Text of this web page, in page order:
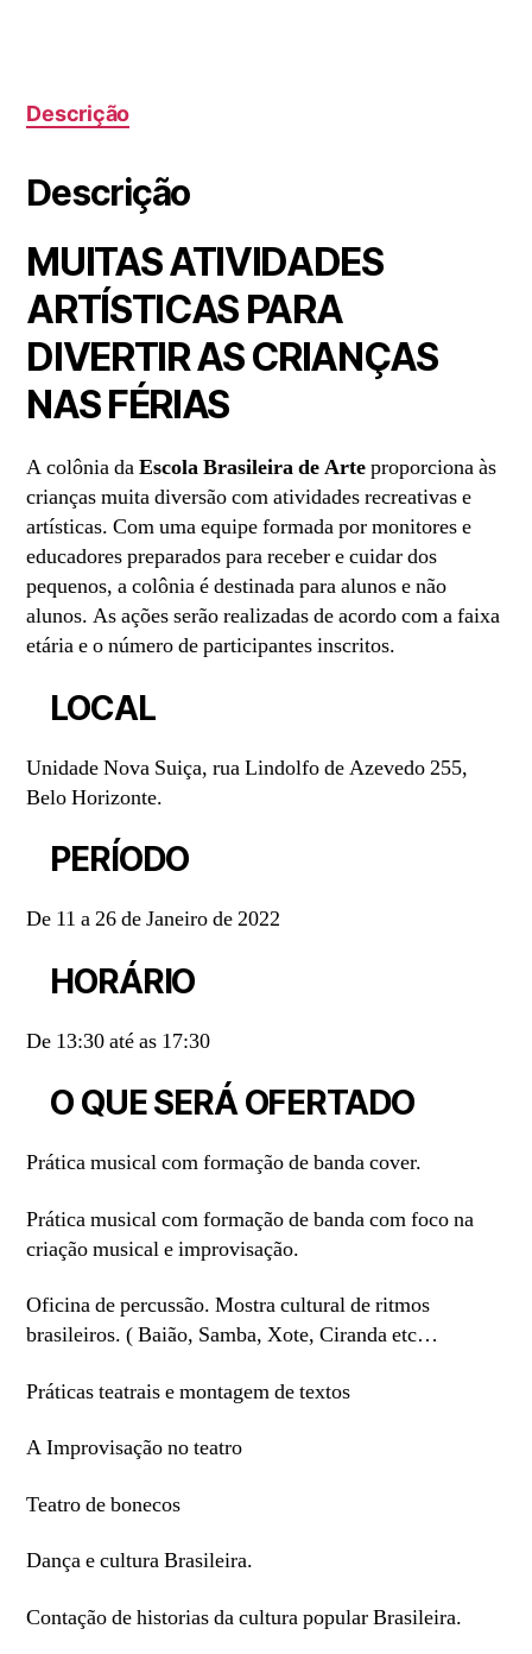
Suíça
-
Horizonte
quantidade
Descrição
Descrição
MUITAS ATIVIDADES
ARTÍSTICAS PARA
DIVERTIR AS CRIANÇAS
NAS FÉRIAS
A colônia daEscola Brasileira de Arteproporciona às
crianças muita diversão com atividades recreativas e
artísticas. Com uma equipe formada por monitores e
educadores preparados para receber e cuidar dos
pequenos, a colônia é destinada para alunos e não
alunos. As ações serão realizadas de acordo com a faixa
etária e o número de participantes inscritos.
LOCAL
Unidade Nova Suiça, rua Lindolfo de Azevedo 255,
Belo Horizonte.
PERÍODO
De 11 a 26 de Janeiro de 2022
HORÁRIO
De 13:30 até as 17:30
O QUE SERÁ OFERTADO
Prática musical com formação de banda cover.
Prática musical com formação de banda com foco na
criação musical e improvisação.
Oficina de percussão. Mostra cultural de ritmos
brasileiros. ( Baião, Samba, Xote, Ciranda etc…
Práticas teatrais e montagem de textos
A Improvisação no teatro
Teatro de bonecos
Dança e cultura Brasileira.
Contação de historias da cultura popular Brasileira.